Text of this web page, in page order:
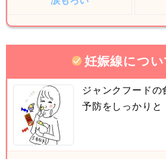
妊娠線につい
ジャンクフードの
予防をしっかりと